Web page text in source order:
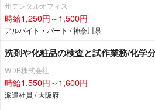
州デンタルオフィス
時給1,250円～1,500円
アルバイト・パート / 神奈川県
洗剤や化粧品の検査と試作業務/化学
WDB株式会社
時給1,550円～1,600円
派遣社員 / 大阪府